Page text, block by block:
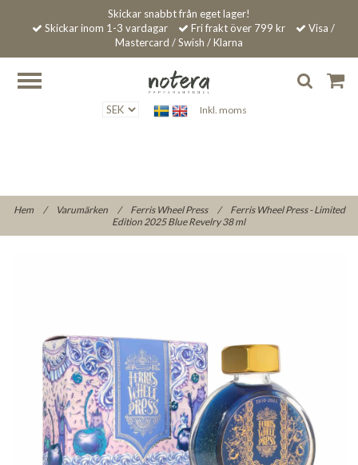
Skickar snabbt från eget lager!
Skickar inom 1-3 vardagar
Fri frakt över 799 kr
Visa /
Mastercard / Swish / Klarna
Inkl. moms
Hem / Varumärken / Ferris Wheel Press /
Ferris Wheel Press - Limited
Edition 2025 Blue Revelry 38 ml